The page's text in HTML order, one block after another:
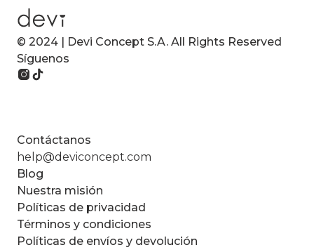
© 2024 | Devi Concept S.A. All Rights Reserved
Síguenos
Contáctanos
help@deviconcept.com
Blog
Nuestra misión
Políticas de privacidad
Términos y condiciones
Políticas de envíos y devolución